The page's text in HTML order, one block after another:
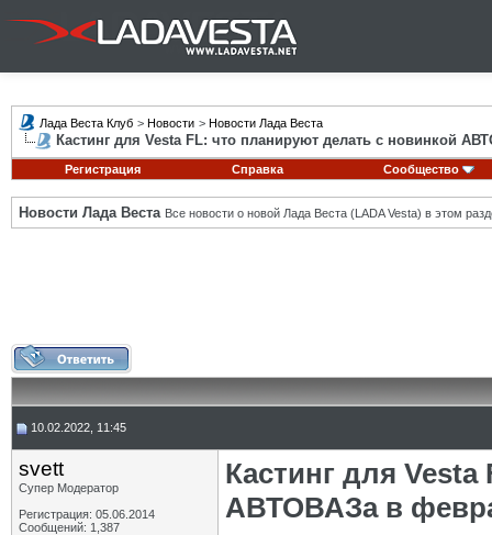
Лада Веста Клуб > Новости > Новости Лада Веста
Кастинг для Vesta FL: что планируют делать с новинкой
Регистрация Справка Сообщество
Новости Лада Веста Все новости о новой Лада Веста (LADA Vesta) в этом
10.02.2022, 11:45
svett
Супер Модератор
Регистрация: 05.06.2014
Сообщений: 1,387
Кастинг для
АВТОВАЗа в